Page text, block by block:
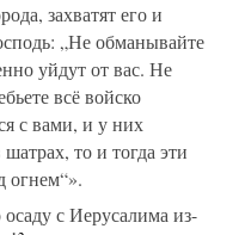
захватят его и
„Не обманывайте
уйдут от вас. Не
всё войско
с вами, и у них
то и тогда эти
огнем“».
осаду с Иерусалима из-